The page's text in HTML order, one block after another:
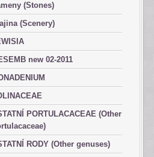
(Stones)
(Scenery)
new 02-2011
PORTULACACEAE (Other
RODY (Other genuses)